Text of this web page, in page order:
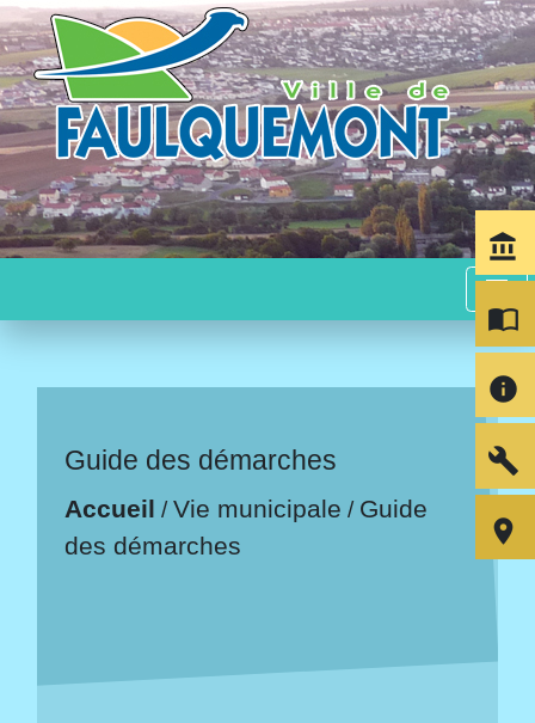
menu
Guide des démarches
Accueil /Vie municipale / Guide
des démarches
account_balance
import_contacts
info
build
room